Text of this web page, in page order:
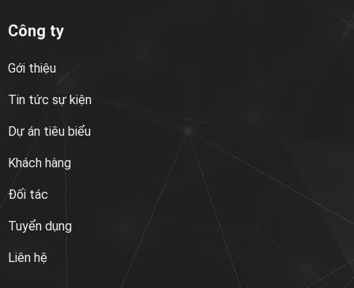
Công ty
Gới thiệu
Tin tức sự kiện
Dự án tiêu biểu
Khách hàng
Đối tác
Tuyển dụng
Liên hệ